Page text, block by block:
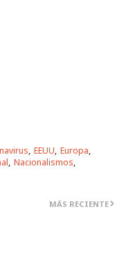
EEUU Europa
Nacionalismos
MÁS RECIENTE